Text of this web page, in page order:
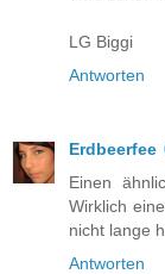
LG Biggi
Antworten
Erdbeerfee
Einen
Wirklich
nicht lange
Antworten